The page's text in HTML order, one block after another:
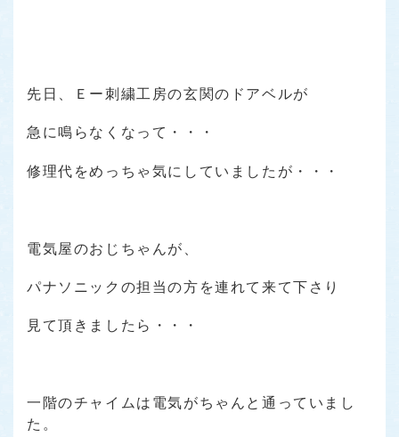
先日、Ｅー刺繍工房の玄関のドアベルが
急に鳴らなくなって・・・
修理代をめっちゃ気にしていましたが・・・
電気屋のおじちゃんが、
パナソニックの担当の方を連れて来て下さり
見て頂きましたら・・・
一階のチャイムは電気がちゃんと通っていまし
た。